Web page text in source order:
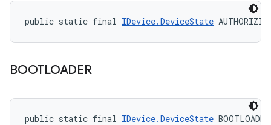
public static final IDevice.DeviceState
BOOTLOADER
public static final IDevice.DeviceState BOOTLOADER